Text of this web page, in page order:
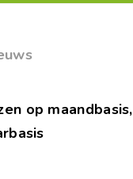
op maandbasis,